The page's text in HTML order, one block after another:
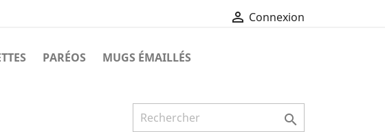
 Connexion
PARÉOS
MUGS ÉMAILLÉS
